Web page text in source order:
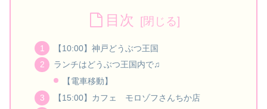
目次
【10:00】神戸どうぶつ王国
ランチはどうぶつ王国内で♫
【電車移動】
【15:00】カフェ モロゾフさんちか店